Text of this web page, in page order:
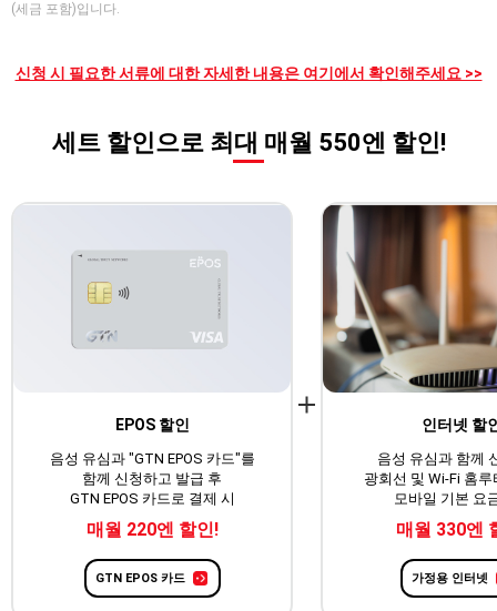
(세금 포함)입니다.
신청 시 필요한 서류에 대한 자세한 내용은 여기에서 확인해주세요 >>
세트 할인으로 최대 매월 550엔 할인!
EPOS 할인
음성 유심과 "GTN EPOS 카드"를
함께 신청하고 발급 후
GTN EPOS 카드로 결제 시
매월 220엔 할인!
GTN EPOS 카드
인터넷 할
음성 유심과 함께
광회선 및 Wi-Fi 홈루
모바일 기본 요
매월 330엔
가정용 인터넷